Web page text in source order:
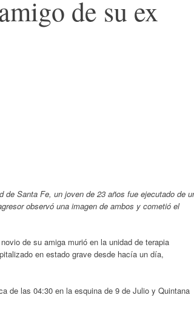
de su ex
de Santa Fe, un joven de 23 años fue ejecutado de
observó una imagen de ambos y cometió el
de su amiga murió en la unidad de terapia
en estado grave desde hacía un día,
de las 04:30 en la esquina de 9 de Julio y Quintana